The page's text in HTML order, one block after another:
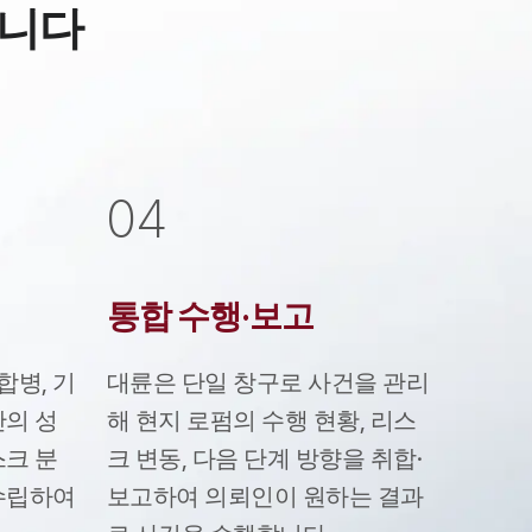
다
병, 기
성
분
하여
04
통합 수행·보고
대륜은 단일 창구로 사건을 관리
해 현지 로펌의 수행 현황, 리스
크 변동, 다음 단계 방향을 취합·
보고하여 의뢰인이 원하는 결과